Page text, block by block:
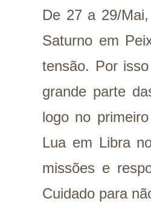
De 27 a 29/
Saturno em
tensão. Por
grande parte
logo no
Lua em Libra
missões e
Cuidado para